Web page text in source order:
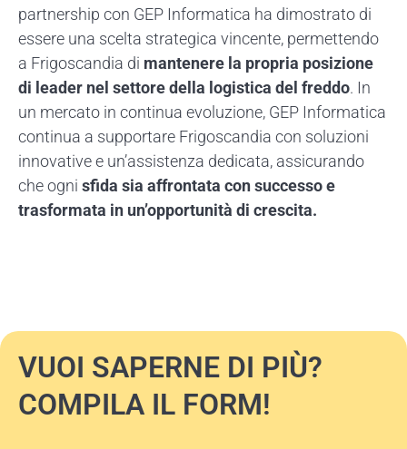
partnership con GEP Informatica ha dimostrato di
essere una scelta strategica vincente, permettendo
a Frigoscandia di mantenere la propria posizione
di leader nel settore della logistica del freddo. In
un mercato in continua evoluzione, GEP Informatica
continua a supportare Frigoscandia con soluzioni
innovative e un’assistenza dedicata, assicurando
che ogni sfida sia affrontata con successo e
trasformata in un’opportunità di crescita.
VUOI SAPERNE DI PIÙ?
COMPILA IL FORM!